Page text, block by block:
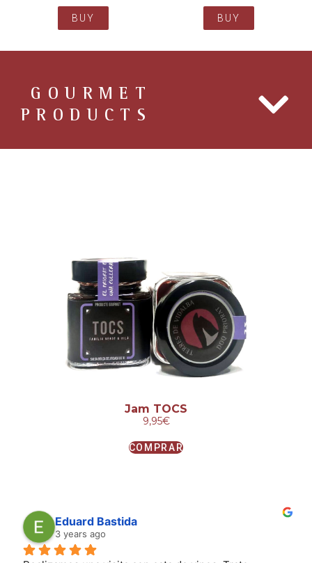
BUY BUY
GOURMET
PRODUCTS
Jam TOCS
9,95€
COMPRAR
Eduard Bastida
3 years ago